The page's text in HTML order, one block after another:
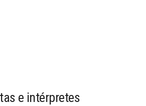
e intérpretes